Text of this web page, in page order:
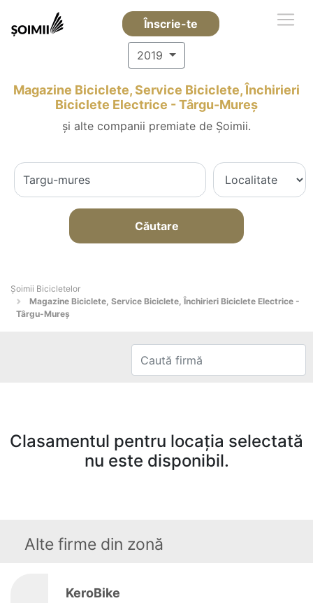
Înscrie-te
2019
Magazine Biciclete, Service Biciclete, Închirieri
Biciclete Electrice - Târgu-Mureş
și alte companii premiate de Șoimii.
Căutare
Șoimii Bicicletelor
Magazine Biciclete, Service Biciclete, Închirieri Biciclete Electrice -
Târgu-Mureş
Clasamentul pentru locația selectată
nu este disponibil.
Alte firme din zonă
KeroBike